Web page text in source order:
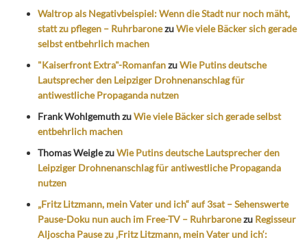
Waltrop als Negativbeispiel: Wenn die Stadt nur noch mäht,
statt zu pflegen – RuhrbaronezuWie viele Bäcker sich gerade
selbst entbehrlich machen
"Kaiserfront Extra"-RomanfanzuWie Putins deutsche
Lautsprecher den Leipziger Drohnenanschlag für
antiwestliche Propaganda nutzen
Frank WohlgemuthzuWie viele Bäcker sich gerade selbst
entbehrlich machen
Thomas WeiglezuWie Putins deutsche Lautsprecher den
Leipziger Drohnenanschlag für antiwestliche Propaganda
nutzen
„Fritz Litzmann, mein Vater und ich“ auf 3sat – Sehenswerte
Pause-Doku nun auch im Free-TV – Ruhrbaronezu Regisseur
Aljoscha Pause zu ‚Fritz Litzmann, mein Vater und ich‘: